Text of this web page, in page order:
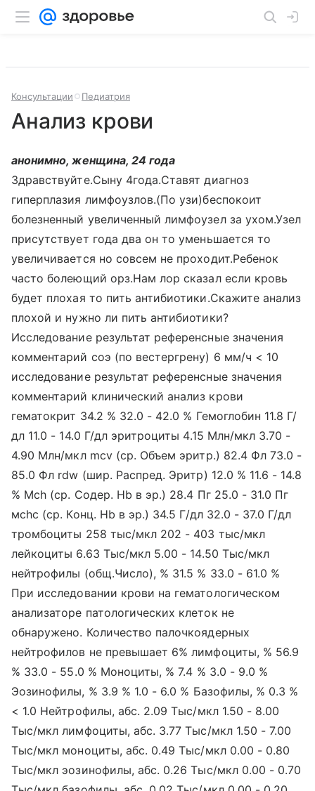
Консультации Педиатрия
Анализ крови
анонимно, женщина, 24 года
Здравствуйте.Сыну 4года.Ставят диагноз
гиперплазия лимфоузлов.(По узи)беспокоит
болезненный увеличенный лимфоузел за ухом.Узел
присутствует года два он то уменьшается то
увеличивается но совсем не проходит.Ребенок
часто болеющий орз.Нам лор сказал если кровь
будет плохая то пить антибиотики.Скажите анализ
плохой и нужно ли пить антибиотики?
Исследование результат референсные значения
комментарий соэ (по вестергрену) 6 мм/ч < 10
исследование результат референсные значения
комментарий клинический анализ крови
гематокрит 34.2 % 32.0 - 42.0 % Гемоглобин 11.8 Г/
дл 11.0 - 14.0 Г/дл эритроциты 4.15 Млн/мкл 3.70 -
4.90 Млн/мкл mcv (ср. Объем эритр.) 82.4 Фл 73.0 -
85.0 Фл rdw (шир. Распред. Эритр) 12.0 % 11.6 - 14.8
% Mch (ср. Содер. Hb в эр.) 28.4 Пг 25.0 - 31.0 Пг
мсhс (ср. Конц. Hb в эр.) 34.5 Г/дл 32.0 - 37.0 Г/дл
тромбоциты 258 тыс/мкл 202 - 403 тыс/мкл
лейкоциты 6.63 Тыс/мкл 5.00 - 14.50 Тыс/мкл
нейтрофилы (общ.Число), % 31.5 % 33.0 - 61.0 %
При исследовании крови на гематологическом
анализаторе патологических клеток не
обнаружено. Количество палочкоядерных
нейтрофилов не превышает 6% лимфоциты, % 56.9
% 33.0 - 55.0 % Моноциты, % 7.4 % 3.0 - 9.0 %
Эозинофилы, % 3.9 % 1.0 - 6.0 % Базофилы, % 0.3 %
< 1.0 Нейтрофилы, абс. 2.09 Тыс/мкл 1.50 - 8.00
Тыс/мкл лимфоциты, абс. 3.77 Тыс/мкл 1.50 - 7.00
Тыс/мкл моноциты, абс. 0.49 Тыс/мкл 0.00 - 0.80
Тыс/мкл эозинофилы, абс. 0.26 Тыс/мкл 0.00 - 0.70